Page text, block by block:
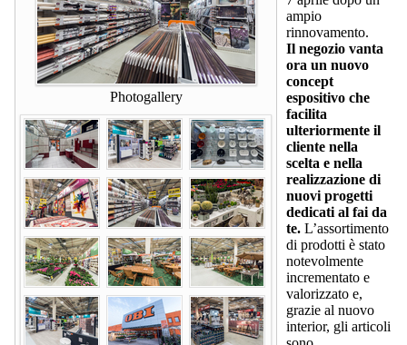
Photogallery
ampio
rinnovamento.
Il negozio vanta
ora un nuovo
concept
espositivo che
facilita
ulteriormente il
cliente nella
scelta e nella
realizzazione di
nuovi progetti
dedicati al fai da
te. L’assortimento
di prodotti è stato
notevolmente
incrementato e
valorizzato e,
grazie al nuovo
interior, gli articoli